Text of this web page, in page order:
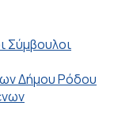
Σύμβουλοι
Δήμου Ρόδου